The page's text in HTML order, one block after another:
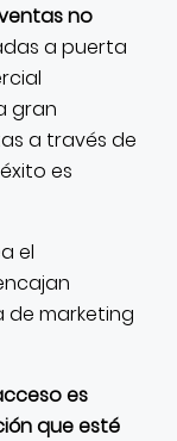
no
a puerta
gran
a través de
es
el
marketing
es
que esté